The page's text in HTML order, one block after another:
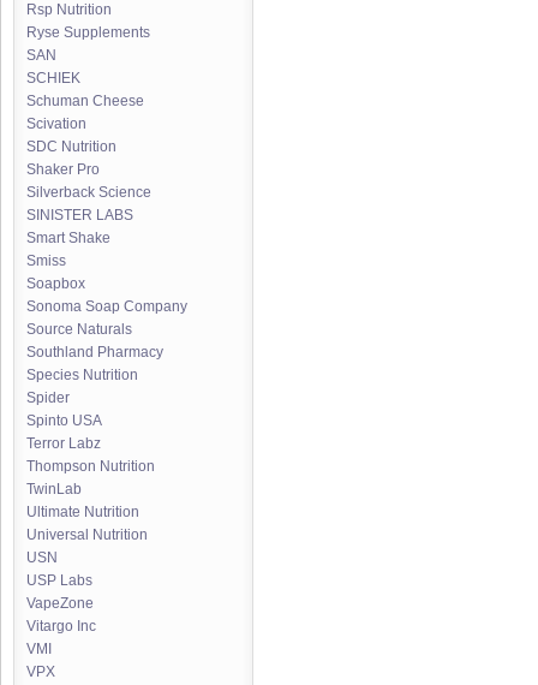
Rsp Nutrition
Ryse Supplements
SAN
SCHIEK
Schuman Cheese
Scivation
SDC Nutrition
Shaker Pro
Silverback Science
SINISTER LABS
Smart Shake
Smiss
Soapbox
Sonoma Soap Company
Source Naturals
Southland Pharmacy
Species Nutrition
Spider
Spinto USA
Terror Labz
Thompson Nutrition
TwinLab
Ultimate Nutrition
Universal Nutrition
USN
USP Labs
VapeZone
Vitargo Inc
VMI
VPX